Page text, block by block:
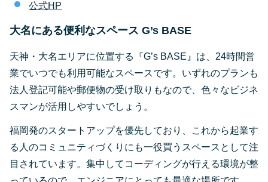
公式HP
大名にある便利なスペース G’s BASE
天神・大名エリアに位置する『G’s BASE』は、24時間営
業でいつでも利用可能なスペースです。いずれのプランも
法人登記可能や郵便物の受け取りもなので、色々なビジネ
スマンが活用しやすいでしょう。
福岡発のスタートアップを優先しており、これから起業す
る人のコミュニティづくりにも一役買うスペースとして注
目されています。集中してコーディングが行える環境が整